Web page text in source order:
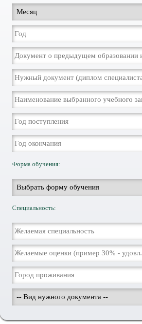
Форма обучения:
Специальность: